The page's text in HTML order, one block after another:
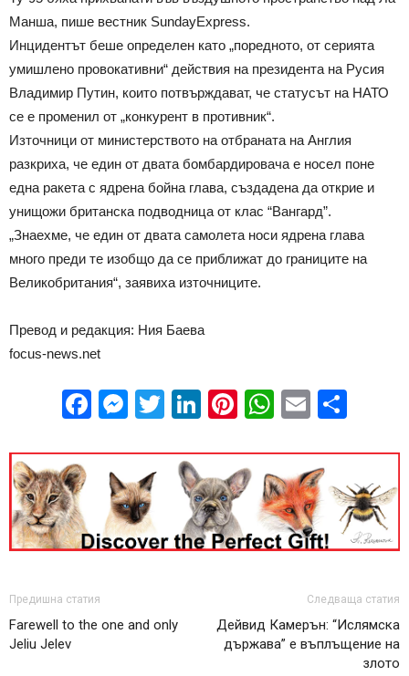
Манша, пише вестник SundayExpress.
Инцидентът беше определен като „поредното, от серията
умишлено провокативни“ действия на президента на Русия
Владимир Путин, които потвърждават, че статусът на НАТО
се е променил от „конкурент в противник“.
Източници от министерството на отбраната на Англия
разкриха, че един от двата бомбардировача е носел поне
една ракета с ядрена бойна глава, създадена да открие и
унищожи британска подводница от клас “Вангард”.
„Знаехме, че един от двата самолета носи ядрена глава
много преди те изобщо да се приближат до границите на
Великобритания“, заявиха източниците.
Превод и редакция: Ния Баева
focus-news.net
Facebook
Messenger
Twitter
LinkedIn
Pinterest
WhatsApp
Email
Предишна статия
Farewell to the one and only
Jeliu Jelev
Следваща статия
Дейвид Камерън: “Ислямска
държава” е въплъщение на
злото